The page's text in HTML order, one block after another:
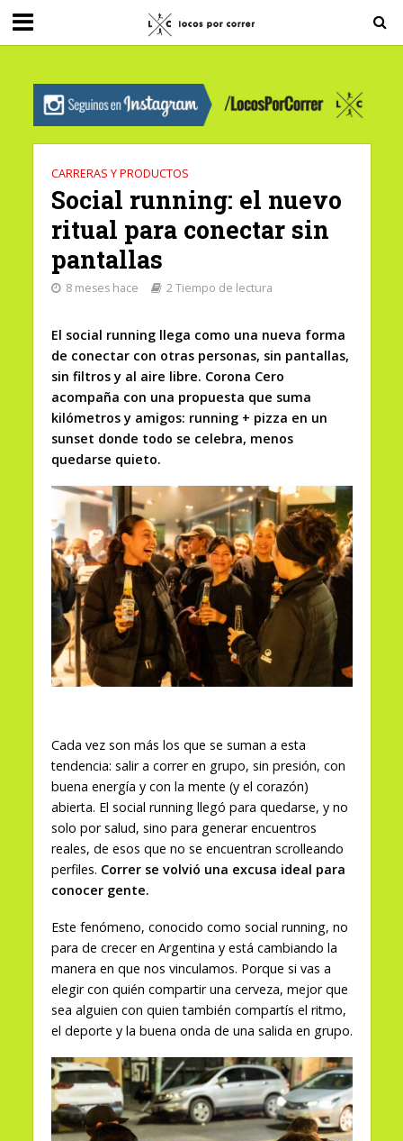
G-0X2PD3RFLV
CARRERAS Y PRODUCTOS
Social running: el nuevo
ritual para conectar sin
pantallas
8 meses hace 2 Tiempo de lectura
El social running llega como una nueva forma
de conectar con otras personas, sin pantallas,
sin filtros y al aire libre. Corona Cero
acompaña con una propuesta que suma
kilómetros y amigos: running + pizza en un
sunset donde todo se celebra, menos
quedarse quieto.
Cada vez son más los que se suman a esta
tendencia: salir a correr en grupo, sin presión, con
buena energía y con la mente (y el corazón)
abierta. El social running llegó para quedarse, y no
solo por salud, sino para generar encuentros
reales, de esos que no se encuentran scrolleando
perfiles. Correr se volvió una excusa ideal para
conocer gente.
Este fenómeno, conocido como social running, no
para de crecer en Argentina y está cambiando la
manera en que nos vinculamos. Porque si vas a
elegir con quién compartir una cerveza, mejor que
sea alguien con quien también compartís el ritmo,
el deporte y la buena onda de una salida en grupo.